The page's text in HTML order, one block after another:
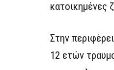
κατοικημένες
Στην
12 ετών